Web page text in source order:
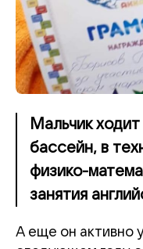
Мальчик
бассейн, в
физико-
занятия
А еще он активно